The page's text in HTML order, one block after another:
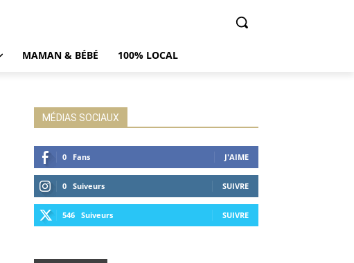
MAMAN & BÉBÉ 100% LOCAL
MÉDIAS SOCIAUX
0 Fans J'AIME
0 Suiveurs SUIVRE
546 Suiveurs SUIVRE